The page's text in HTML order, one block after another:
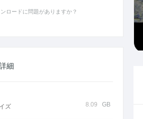
ロードに問題がありますか？
細
ズ 8.09 GB